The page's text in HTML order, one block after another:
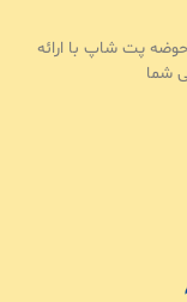
پت شاپ با ارائه
شما